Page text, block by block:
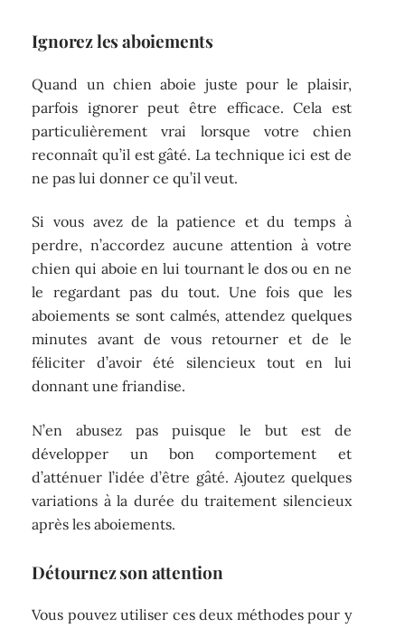
Ignorez les aboiements
Quand un chien aboie juste pour le plaisir,
parfois ignorer peut être efficace. Cela est
particulièrement vrai lorsque votre chien
reconnaît qu’il est gâté. La technique ici est de
ne pas lui donner ce qu’il veut.
Si vous avez de la patience et du temps à
perdre, n’accordez aucune attention à votre
chien qui aboie en lui tournant le dos ou en ne
le regardant pas du tout. Une fois que les
aboiements se sont calmés, attendez quelques
minutes avant de vous retourner et de le
féliciter d’avoir été silencieux tout en lui
donnant une friandise.
N’en abusez pas puisque le but est de
développer un bon comportement et
d’atténuer l’idée d’être gâté. Ajoutez quelques
variations à la durée du traitement silencieux
après les aboiements.
Détournez son attention
Vous pouvez utiliser ces deux méthodes pour y